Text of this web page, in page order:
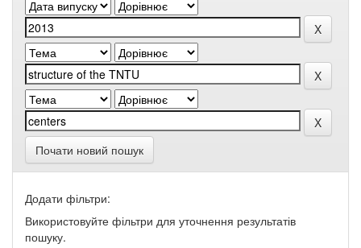
Почати новий пошук
Додати фільтри:
Використовуйте фільтри для уточнення результатів
пошуку.